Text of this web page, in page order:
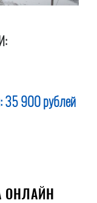
35 900 рублей
ОНЛАЙН